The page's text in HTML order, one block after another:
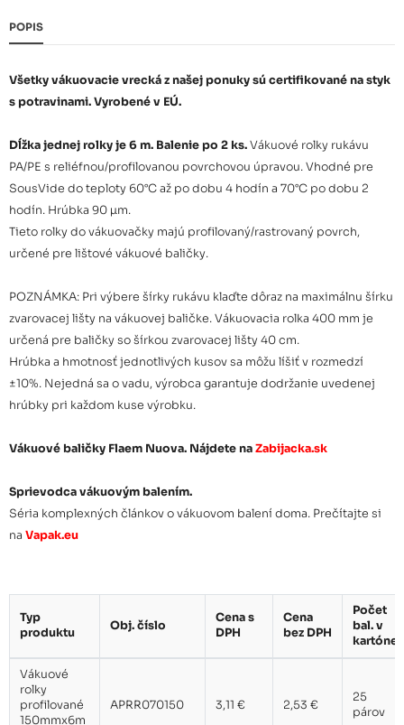
280mmx6m bal. (2ks)
300mmx6m bal. (2ks)
6,25 €
Vákuové rolky profilované
400mmx6m bal. (2ks)
Vákuové rolky profilované
(50ks)
Vákuové rolky profilované
200mmx6m kartón 25 bal.
(50ks)
98,74 €
(50ks)
Vákuové rolky profilované
280mmx6m kartón 25 bal.
(50ks)
138,47 €
300mmx6m kartón 24 bal.
142,46 €
Vákuové rolky profilované
POPIS
Všetky vákuovacie vrecká z našej ponuky sú certifikované na styk
s potravinami. Vyrobené v EÚ.
Dĺžka jednej rolky je 6 m. Balenie po 2 ks.Vákuové rolky rukávu
PA/PE s reliéfnou/profilovanou povrchovou úpravou. Vhodné pre
SousVide do teploty 60°C až po dobu 4 hodín a 70°C po dobu 2
hodín. Hrúbka 90 µm.
Tieto rolky do vákuovačky majú profilovaný/rastrovaný povrch,
určené pre lištové vákuové baličky.
POZNÁMKA: Pri výbere šírky rukávu klaďte dôraz na maximálnu šírku
zvarovacej lišty na vákuovej baličke. Vákuovacia rolka 400 mm je
určená pre baličky so šírkou zvarovacej lišty 40 cm.
Hrúbka a hmotnosť jednotlivých kusov sa môžu líšiť v rozmedzí
±10%. Nejedná sa o vadu, výrobca garantuje dodržanie uvedenej
hrúbky pri každom kuse výrobku.
Vákuové baličky Flaem Nuova. Nájdete naZabijacka.sk
Sprievodca vákuovým balením.
Séria komplexných článkov o vákuovom balení doma. Prečítajte si
na Vapak.eu
Typ
produktu
Obj. číslo
Cena s
DPH
Cena
bez DPH
Počet
bal. v
kartóne
Vákuové
rolky
profilované
150mmx6m
APRR070150 3,11 € 2,53 €
25
párov